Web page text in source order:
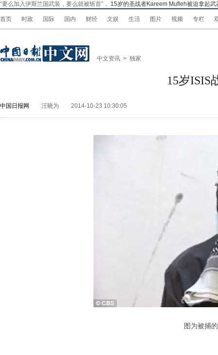
“要么加入伊斯兰国武装，要么就被斩首”， 15岁的圣战者Kareem Mufleh被迫拿起武
首页 时政 国际 国内 财经 文娱 生活 图片 视频 专栏
中文资讯 > 独家
15岁ISIS
中国日报网 汪晓为 2014-10-23 10:30:05
图为被捕